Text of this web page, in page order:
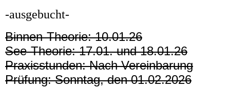
-ausgebucht-
Binnen-Theorie: 10.01.26
See-Theorie: 17.01. und 18.01.26
Praxisstunden: Nach Vereinbarung
Prüfung: Sonntag, den 01.02.2026